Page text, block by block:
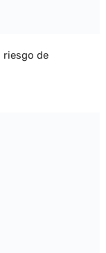
riesgo de